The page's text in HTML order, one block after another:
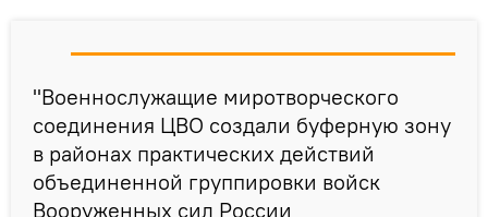
"Военнослужащие миротворческого
соединения ЦВО создали буферную зону
в районах практических действий
объединенной группировки войск
Вооруженных сил России